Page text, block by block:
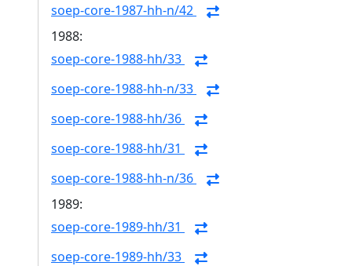
soep-core-1987-hh-n/42
1988:
soep-core-1988-hh/33
soep-core-1988-hh-n/33
soep-core-1988-hh/36
soep-core-1988-hh/31
soep-core-1988-hh-n/36
1989:
soep-core-1989-hh/31
soep-core-1989-hh/33